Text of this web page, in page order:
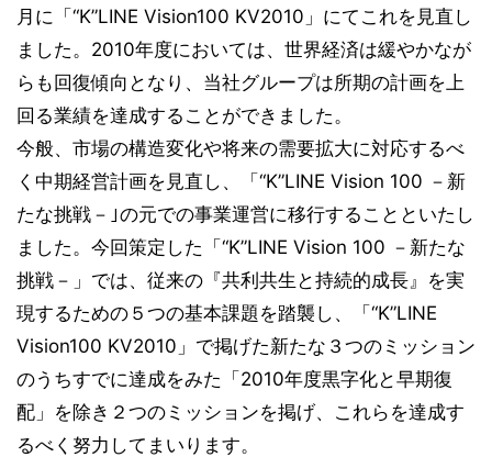
月に「“K”LINE Vision100 KV2010」にてこれを見直し
ました。2010年度においては、世界経済は緩やかなが
らも回復傾向となり、当社グループは所期の計画を上
回る業績を達成することができました。
今般、市場の構造変化や将来の需要拡大に対応するべ
く中期経営計画を見直し、「“K”LINE Vision 100 －新
たな挑戦－｣の元での事業運営に移行することといたし
ました。今回策定した「“K”LINE Vision 100 －新たな
挑戦－」では、従来の『共利共生と持続的成長』を実
現するための５つの基本課題を踏襲し、「“K”LINE
Vision100 KV2010」で掲げた新たな３つのミッション
のうちすでに達成をみた「2010年度黒字化と早期復
配」を除き２つのミッションを掲げ、これらを達成す
るべく努力してまいります。